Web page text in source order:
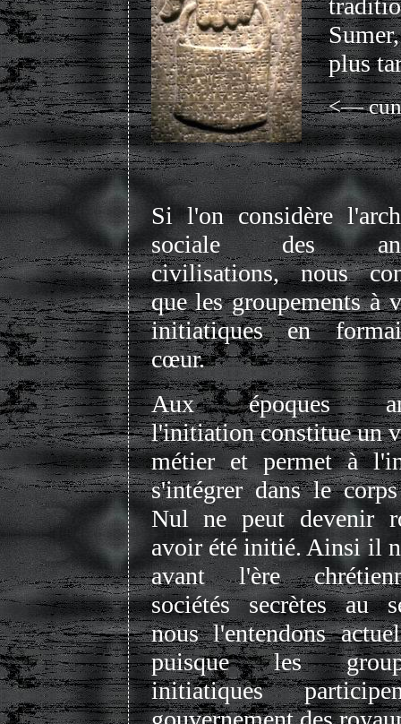
plus
<—
Si l'on considère
sociale des
civilisations, nous
que les groupements à
initiatiques en
cœur.
Aux époques
l'initiation constitue un
métier et permet à
s'intégrer dans le
Nul ne peut devenir
avoir été initié. Ainsi il
avant l'ère
sociétés secrètes au
nous l'entendons
puisque les
initiatiques